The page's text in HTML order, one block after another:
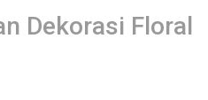
Dekorasi Floral